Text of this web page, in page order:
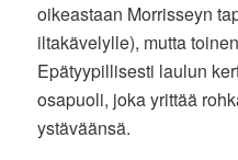
oikeastaan Morrisseyn
iltakävelylle), mutta
Epätyypillisesti laulun
osapuoli, joka yrittää
ystäväänsä.